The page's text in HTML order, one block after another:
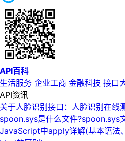
API百科
生活服务 企业工商 金融科技 接口
API资讯
关于人脸识别接口：人脸识别在线
spoon.sys是什么文件?spoon.sys
JavaScript中apply详解(基本语法